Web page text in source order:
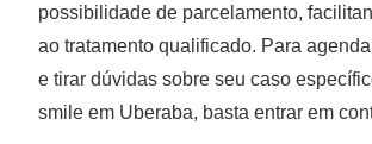
possibilidade de parcelamento,
ao tratamento qualificado. Para
e tirar dúvidas sobre seu caso
smile em Uberaba, basta entrar em